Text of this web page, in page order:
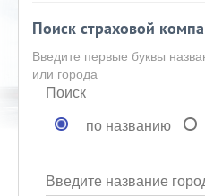
Поиск страховой
Введите первые буквы
или города
Поиск
по названию
Введите название